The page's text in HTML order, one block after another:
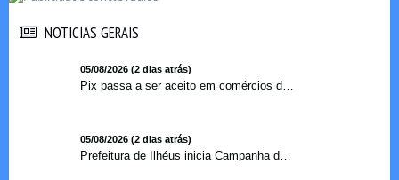
NOTICIAS GERAIS
05/08/2026 (2 dias atrás)
Pix passa a ser aceito em comércios de oito países e amplia opções de pagamento para brasileiros no exterior
05/08/2026 (2 dias atrás)
Prefeitura de Ilhéus inicia Campanha de Multivacinação 2026